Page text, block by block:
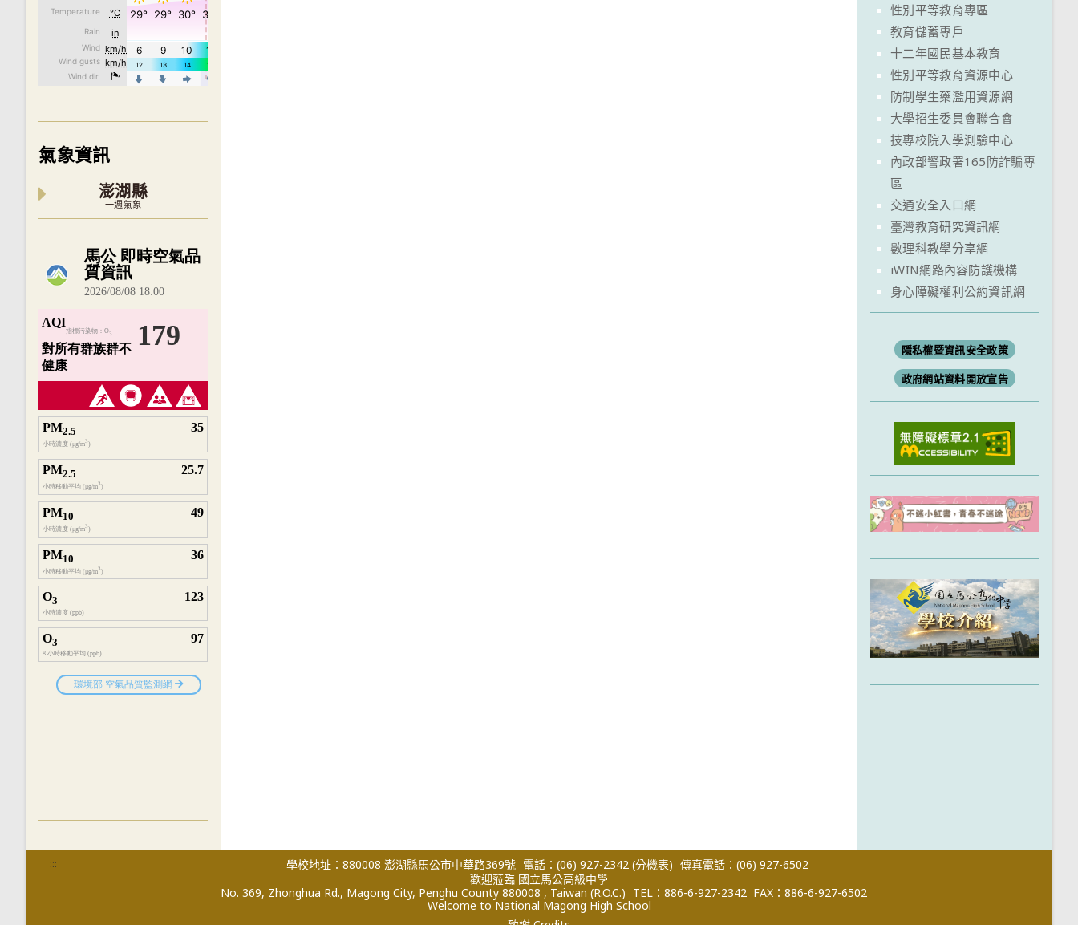
氣象資訊
澎湖縣
一週氣象
內嵌空氣品質小工具為視覺預覽，完整即時空氣品質資料請開啟
性別平等教育專區
教育儲蓄專戶
十二年國民基本教育
性別平等教育資源中心
防制學生藥濫用資源網
大學招生委員會聯合會
技專校院入學測驗中心
內政部警政署165防詐騙專
區
交通安全入口網
臺灣教育研究資訊網
數理科教學分享網
iWIN網路內容防護機構
身心障礙權利公約資訊網
隱私權暨資訊安全政策
政府網站資料開放宣告
::: 學校地址：880008 澎湖縣馬公市中華路369號 電話：(06) 927-2342 (分機表) 傳真電話：(06) 927-6502
歡迎蒞臨 國立馬公高級中學
No. 369, Zhonghua Rd., Magong City, Penghu County 880008 , Taiwan (R.O.C.) TEL：886-6-927-2342 FAX：886-6-927-6502
Welcome to National Magong High School